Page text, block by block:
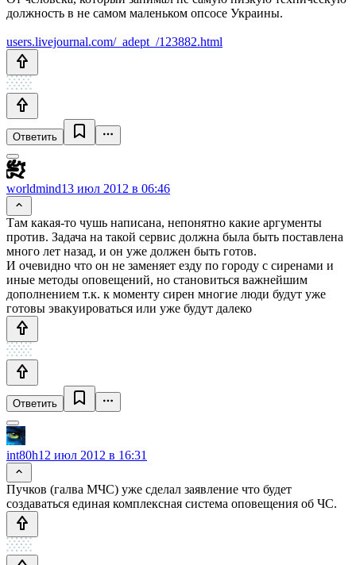
должность в не самом маленьком опсосе Украины.
users.livejournal.com/_adept_/123882.html
Ответить
worldmind13 июл 2012 в 06:46
Там какая-то чушь написана, непонятно какие аргументы
против. Задача на такой сервис должна была быть поставлена
много лет назад, и он уже должен быть готов.
И очевидно что он не заменяет езду по городу с сиренами и
иные методы оповещений, но становиться важнейшим
дополнением т.к. к моменту сирен многие люди будут уже
готовы эвакуироваться или уже будут далеко
Ответить
int80h12 июл 2012 в 16:31
Пучков (галва МЧС) уже сделал заявление что будет
создаваться единая комплексная система оповещения об ЧС.